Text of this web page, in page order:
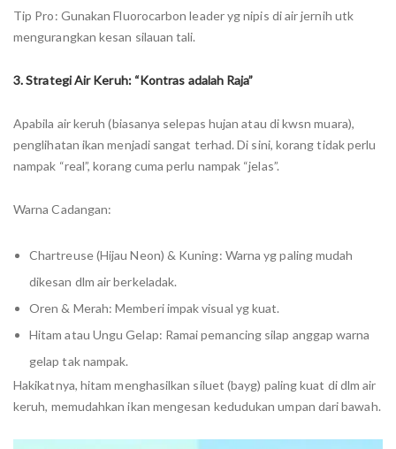
Tip Pro: Gunakan Fluorocarbon leader yg nipis di air jernih utk
mengurangkan kesan silauan tali.
3. Strategi Air Keruh: “Kontras adalah Raja”
Apabila air keruh (biasanya selepas hujan atau di kwsn muara),
penglihatan ikan menjadi sangat terhad. Di sini, korang tidak perlu
nampak “real”, korang cuma perlu nampak “jelas”.
Warna Cadangan:
Chartreuse (Hijau Neon) & Kuning: Warna yg paling mudah
dikesan dlm air berkeladak.
Oren & Merah: Memberi impak visual yg kuat.
Hitam atau Ungu Gelap: Ramai pemancing silap anggap warna
gelap tak nampak.
Hakikatnya, hitam menghasilkan siluet (bayg) paling kuat di dlm air
keruh, memudahkan ikan mengesan kedudukan umpan dari bawah.